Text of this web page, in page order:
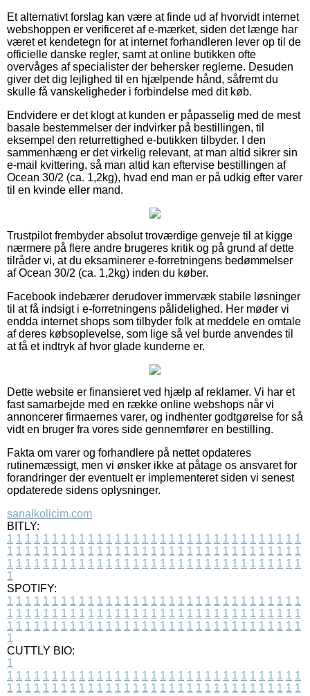
Et alternativt forslag kan være at finde ud af hvorvidt internet
webshoppen er verificeret af e-mærket, siden det længe har
været et kendetegn for at internet forhandleren lever op til de
officielle danske regler, samt at online butikken ofte
overvåges af specialister der behersker reglerne. Desuden
giver det dig lejlighed til en hjælpende hånd, såfremt du
skulle få vanskeligheder i forbindelse med dit køb.
Endvidere er det klogt at kunden er påpasselig med de mest
basale bestemmelser der indvirker på bestillingen, til
eksempel den returrettighed e-butikken tilbyder. I den
sammenhæng er det virkelig relevant, at man altid sikrer sin
e-mail kvittering, så man altid kan eftervise bestillingen af
Ocean 30/2 (ca. 1,2kg), hvad end man er på udkig efter varer
til en kvinde eller mand.
Trustpilot frembyder absolut troværdige genveje til at kigge
nærmere på flere andre brugeres kritik og på grund af dette
tilråder vi, at du eksaminerer e-forretningens bedømmelser
af Ocean 30/2 (ca. 1,2kg) inden du køber.
Facebook indebærer derudover immervæk stabile løsninger
til at få indsigt i e-forretningens pålidelighed. Her møder vi
endda internet shops som tilbyder folk at meddele en omtale
af deres købsoplevelse, som lige så vel burde anvendes til
at få et indtryk af hvor glade kunderne er.
Dette website er finansieret ved hjælp af reklamer. Vi har et
fast samarbejde med en række online webshops når vi
annoncerer firmaernes varer, og indhenter godtgørelse for så
vidt en bruger fra vores side gennemfører en bestilling.
Fakta om varer og forhandlere på nettet opdateres
rutinemæssigt, men vi ønsker ikke at påtage os ansvaret for
forandringer der eventuelt er implementeret siden vi senest
opdaterede sidens oplysninger.
sanalkolicim.com
BITLY:
1 1 1 1 1 1 1 1 1 1 1 1 1 1 1 1 1 1 1 1 1 1 1 1 1 1 1 1 1 1 1 1 1
1 1 1 1 1 1 1 1 1 1 1 1 1 1 1 1 1 1 1 1 1 1 1 1 1 1 1 1 1 1 1 1 1
1 1 1 1 1 1 1 1 1 1 1 1 1 1 1 1 1 1 1 1 1 1 1 1 1 1 1 1 1 1 1 1 1
1
SPOTIFY:
1 1 1 1 1 1 1 1 1 1 1 1 1 1 1 1 1 1 1 1 1 1 1 1 1 1 1 1 1 1 1 1 1
1 1 1 1 1 1 1 1 1 1 1 1 1 1 1 1 1 1 1 1 1 1 1 1 1 1 1 1 1 1 1 1 1
1 1 1 1 1 1 1 1 1 1 1 1 1 1 1 1 1 1 1 1 1 1 1 1 1 1 1 1 1 1 1 1 1
1
CUTTLY BIO:
1
1 1 1 1 1 1 1 1 1 1 1 1 1 1 1 1 1 1 1 1 1 1 1 1 1 1 1 1 1 1 1 1 1
1 1 1 1 1 1 1 1 1 1 1 1 1 1 1 1 1 1 1 1 1 1 1 1 1 1 1 1 1 1 1 1 1